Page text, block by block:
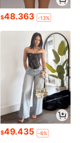
$48.363 -13%
$49.435 -6%